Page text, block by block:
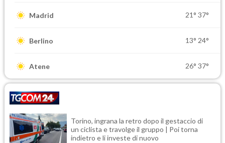
Madrid 21° 37°
Berlino 13° 24°
Atene 26° 37°
Torino, ingrana la retro dopo il gestaccio di
un ciclista e travolge il gruppo | Poi torna
indietro e li investe di nuovo